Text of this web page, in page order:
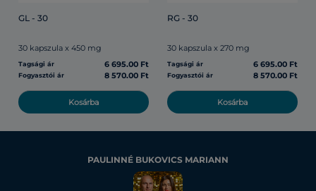
GL - 30
30 kapszula x 450 mg
Tagsági ár 6 695.00 Ft
Fogyasztói ár 8 570.00 Ft
Kosárba
RG - 30
30 kapszula x 270 mg
Tagsági ár 6 695.00 Ft
Fogyasztói ár 8 570.00 Ft
Kosárba
PAULINNÉ BUKOVICS MARIANN